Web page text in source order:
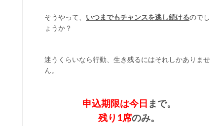
そうやって、 いつまでもチャンスを逃し続けるのでし
ょうか？
迷うくらいなら行動、生き残るにはそれしかありませ
ん。
申込期限は今日 まで。
残り1席のみ。